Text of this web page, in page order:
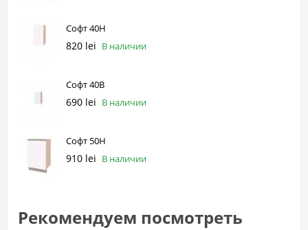
Софт 40Н
820 lei В наличии
Софт 40В
690 lei В наличии
Софт 50Н
910 lei В наличии
Рекомендуем посмотреть